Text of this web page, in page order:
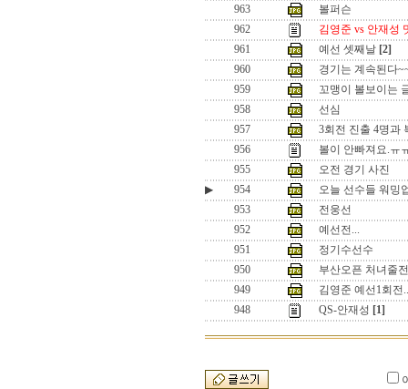
963
볼퍼슨
962
김영준 vs 안재성
961
예선 셋째날 [2]
960
경기는 계속된다
959
꼬맹이 볼보이는
958
선심
957
3회전 진출 4명과
956
볼이 안빠져요.ㅠ
955
오전 경기 사진
▶
954
오늘 선수들 워밍
953
전웅선
952
예선전...
951
정기수선수
950
부산오픈 처녀줄
949
김영준 예선1회전..
948
QS-안재성 [1]